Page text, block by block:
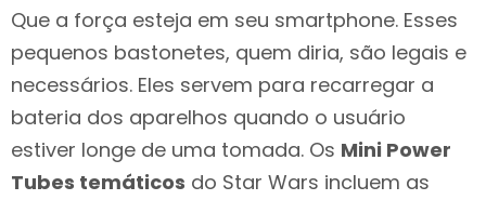
Que a força esteja em seu smartphone. Esses
pequenos bastonetes, quem diria, são legais e
necessários. Eles servem para recarregar a
bateria dos aparelhos quando o usuário
estiver longe de uma tomada. Os Mini Power
Tubes temáticos do Star Wars incluem as